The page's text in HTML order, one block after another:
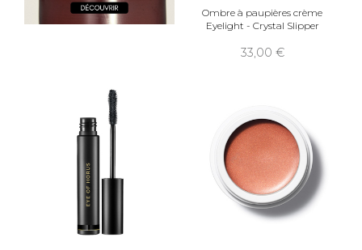
Ombre à paupières crème
Eyelight - Crystal Slipper
33,00